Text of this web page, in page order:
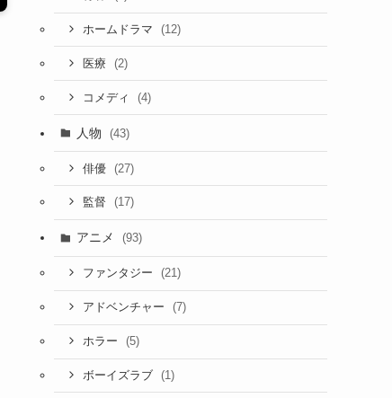
ホームドラマ (12)
医療 (2)
コメディ (4)
人物 (43)
俳優 (27)
監督 (17)
アニメ (93)
ファンタジー (21)
アドベンチャー (7)
ホラー (5)
ボーイズラブ (1)